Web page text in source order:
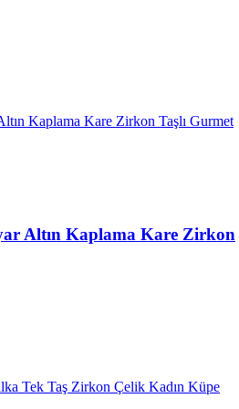
Altın Kaplama Kare Zirkon